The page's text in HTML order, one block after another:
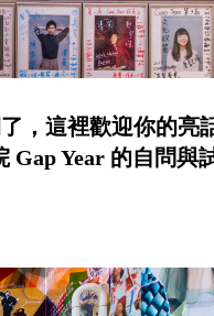
，這裡歡迎你的亮
Gap Year 的自問與